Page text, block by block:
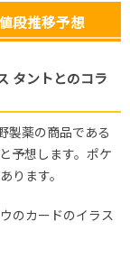
段推移予想
タントとのコラ
製薬の商品である
予想します。ポケ
ります。
のカードのイラス